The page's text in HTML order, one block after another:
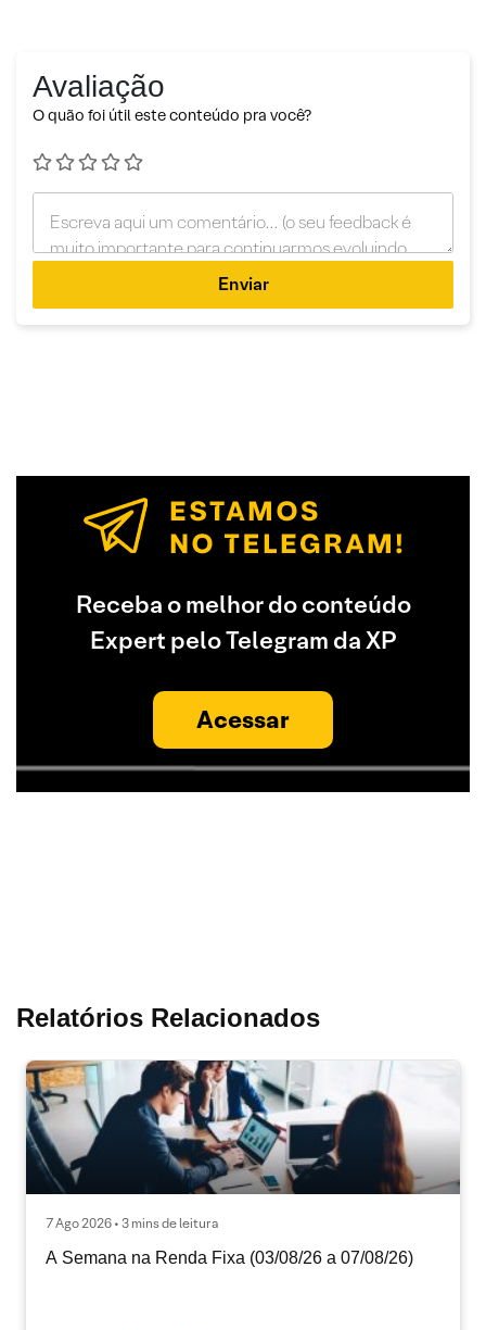
Avaliação
O quão foi útil este conteúdo pra você?
Enviar
Receba o melhor do conteúdo
Expert pelo Telegram da XP
Acessar
Relatórios Relacionados
7 Ago 2026 • 3 mins de leitura
A Semana na Renda Fixa (03/08/26 a 07/08/26)